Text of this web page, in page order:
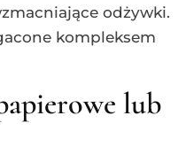
odżywki.
kompleksem
lub